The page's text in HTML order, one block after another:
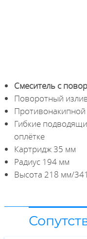
Смеситель с
Поворотный
Противонакипной
Гибкие
оплётке
Картридж 35 мм
Радиус 194 мм
Высота 218 мм/